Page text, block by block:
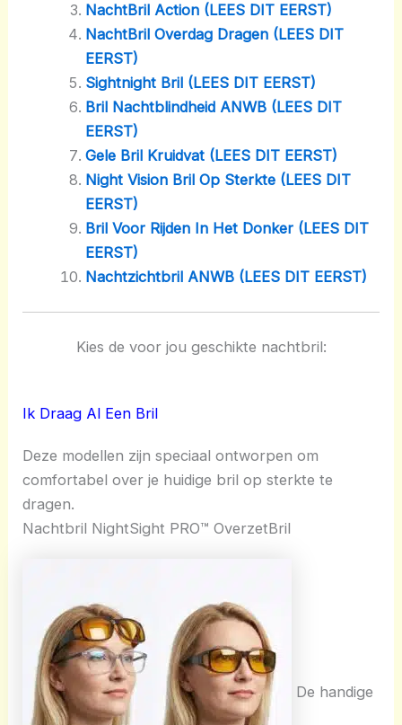
NachtBril Action (LEES DIT EERST)
NachtBril Overdag Dragen (LEES DIT
EERST)
Sightnight Bril (LEES DIT EERST)
Bril Nachtblindheid ANWB (LEES DIT
EERST)
Gele Bril Kruidvat (LEES DIT EERST)
Night Vision Bril Op Sterkte (LEES DIT
EERST)
Bril Voor Rijden In Het Donker (LEES DIT
EERST)
Nachtzichtbril ANWB (LEES DIT EERST)
Kies de voor jou geschikte nachtbril:
Ik Draag Al Een Bril
Deze modellen zijn speciaal ontworpen om
comfortabel over je huidige bril op sterkte te
dragen.
Nachtbril NightSight PRO™ OverzetBril
De handige